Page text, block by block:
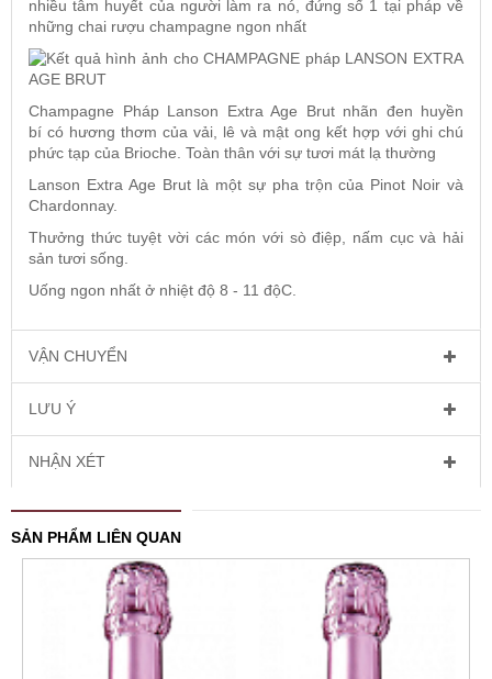
nhiều tâm huyết của người làm ra nó, đứng số 1 tại pháp về
những chai rượu champagne ngon nhất
Champagne Pháp Lanson Extra Age Brut nhãn đen huyền
bí có hương thơm của vải, lê và mật ong kết hợp với ghi chú
phức tạp của Brioche. Toàn thân với sự tươi mát lạ thường
Lanson Extra Age Brut là một sự pha trộn của Pinot Noir và
Chardonnay.
Thưởng thức tuyệt vời các món với sò điệp, nấm cục và hải
sản tươi sống.
Uống ngon nhất ở nhiệt độ 8 - 11 độC.
VẬN CHUYỂN
LƯU Ý
NHẬN XÉT
SẢN PHẨM LIÊN QUAN